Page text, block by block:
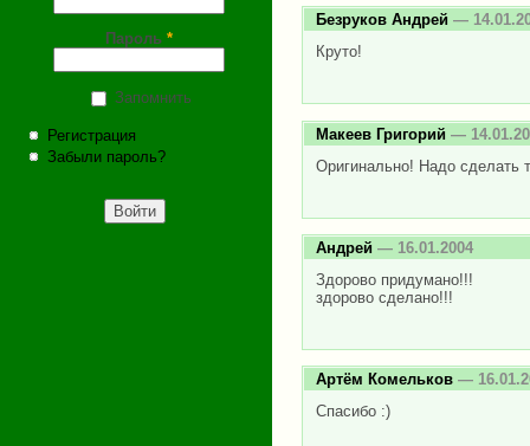
Пароль *
Запомнить
Регистрация
Забыли пароль?
Безруков Андрей —
Круто!
Макеев Григорий —
Оригинально! Надо сделать
Андрей — 16.01.2004
Здорово придумано!!!
здорово сделано!!!
Артём Комельков —
Спасибо :)